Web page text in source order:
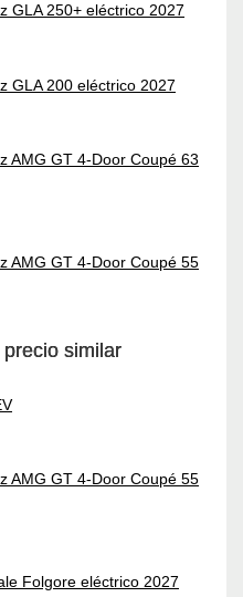
GLA 250+ eléctrico 2027
GLA 200 eléctrico 2027
AMG GT 4-Door Coupé 63
AMG GT 4-Door Coupé 55
similar
AMG GT 4-Door Coupé 55
Folgore eléctrico 2027